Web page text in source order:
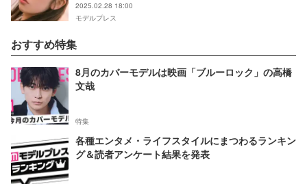
2025.02.28 18:00
モデルプレス
おすすめ特集
8月のカバーモデルは映画「ブルーロック」の高橋
文哉
特集
各種エンタメ・ライフスタイルにまつわるランキン
グ＆読者アンケート結果を発表